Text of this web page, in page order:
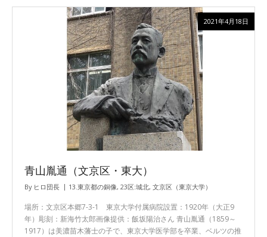
青山胤通（文京区・東大）
By ヒロ団長 13.東京都の銅像, 23区:城北, 文京区（東京大学）
場所：文京区本郷7-3-1 東京大学付属病院設置：1920年（大正9
年）彫刻：新海竹太郎画像提供：飯坂陽治さん 青山胤通（1859～
1917）は美濃苗木藩士の子で、東京大学医学部を卒業、ベルツの推
2021年4月18日